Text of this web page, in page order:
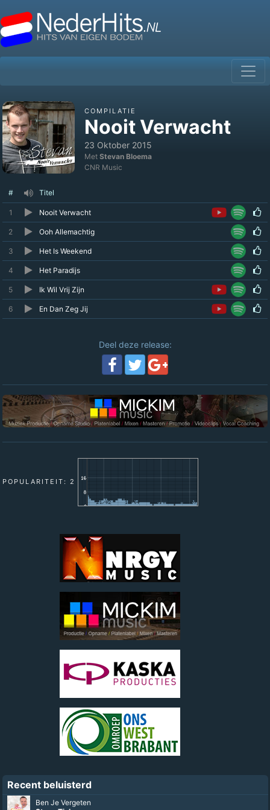
COMPILATIE
Nooit Verwacht
23 Oktober 2015
Met Stevan Bloema
CNR Music
# Titel
1 Nooit Verwacht
2 Ooh Allemachtig
3 Het Is Weekend
4 Het Paradijs
5 Ik Wil Vrij Zijn
6 En Dan Zeg Jij
Deel deze release:
POPULARITEIT: 2
Recent beluisterd
Ben Je Vergeten